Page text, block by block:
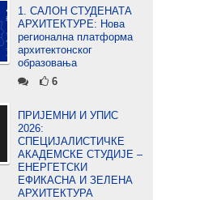
1. САЛОН СТУДЕНАТА
АРХИТЕКТУРЕ: Нова
регионална платформа
архитектонског
образовања
6
ПРИЈЕМНИ И УПИС
2026:
СПЕЦИЈАЛИСТИЧКЕ
АКАДЕМСКЕ СТУДИЈЕ –
ЕНЕРГЕТСКИ
ЕФИКАСНА И ЗЕЛЕНА
АРХИТЕКТУРА